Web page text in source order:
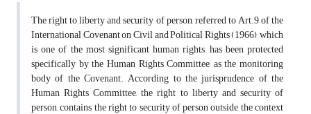
The right to liberty and security of person, referred to Art.9 of the
International Covenant on Civil and Political Rights (1966), which
is one of the most significant human rights, has been protected
specifically by the Human Rights Committee, as the monitoring
body of the Covenant. According to the jurisprudence of the
Human Rights Committee, the right to liberty and security of
person, contains the right to security of person outside the context